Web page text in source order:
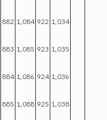
882 1,084 922 1,034
883 1,085 923 1,035
884 1,086 924 1,036
885 1,088 925 1,038